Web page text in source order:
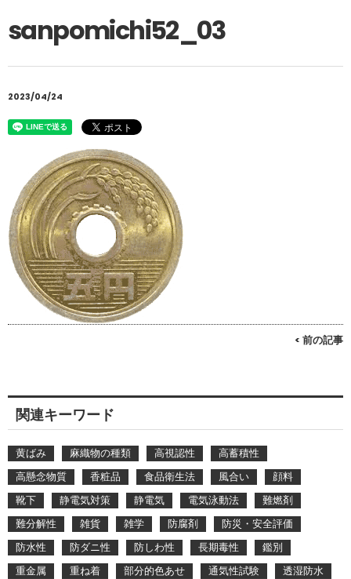
sanpomichi52_03
2023/04/24
< 前の記事
関連キーワード
黄ばみ 麻織物の種類 高視認性
高蓄積性
高懸念物質
香粧品 食品衛生法 風合い
顔料
靴下
静電気対策 静電気 電気泳動法
難燃剤
難分解性
雑貨 雑学 防腐剤
防災・安全評価
防水性
防ダニ性 防しわ性 長期毒性
鑑別
重金属
重ね着 部分的色あせ 通気性試験
透湿防水